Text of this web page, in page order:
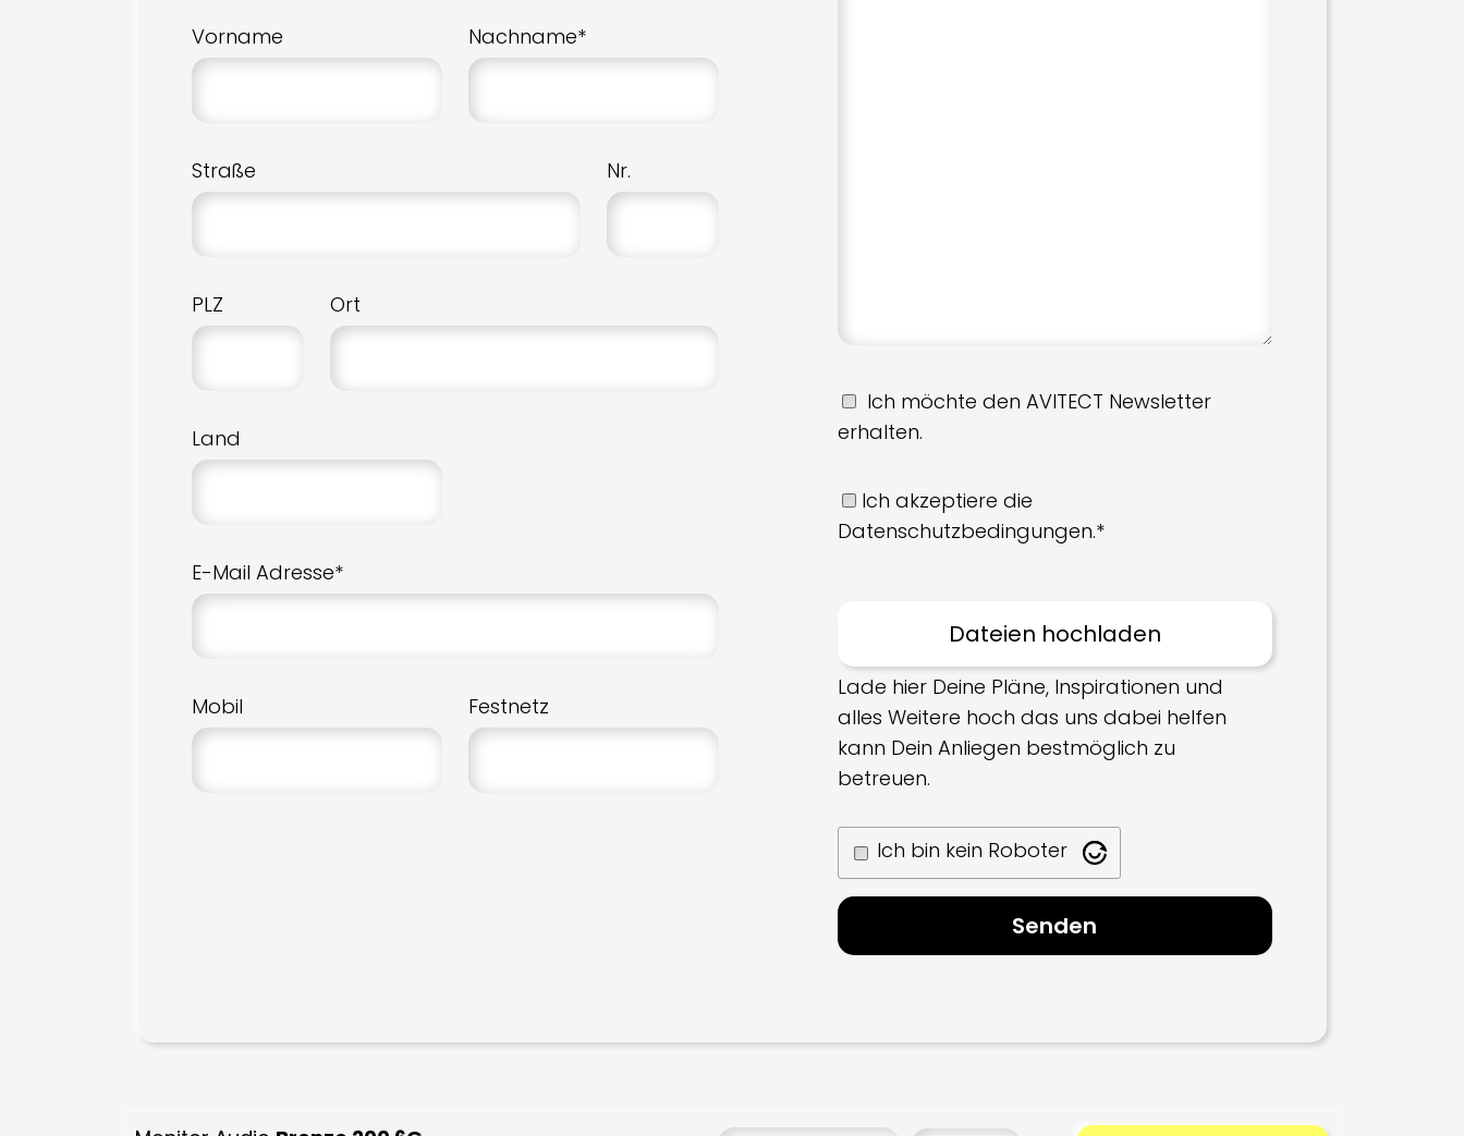
Vorname Nachname*
Straße Nr.
PLZ Ort
Land
E-Mail Adresse*
Mobil Festnetz
Ich möchte den AVITECT Newsletter
erhalten.
Ich akzeptiere die
Datenschutzbedingungen.*
Lade hier Deine Pläne, Inspirationen und
alles Weitere hoch das uns dabei helfen
kann Dein Anliegen bestmöglich zu
betreuen.
Ich bin kein Roboter